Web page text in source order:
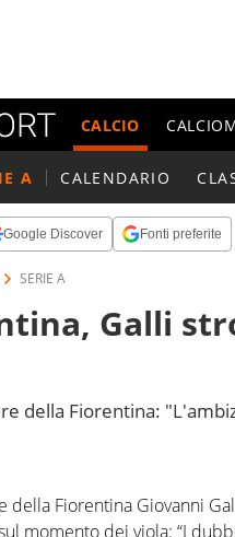
CALCIO
A CALENDARIO
Google Discover Fonti preferite
SERIE A
Galli
della Fiorentina:
della Fiorentina Giovanni
momento dei viola: “I